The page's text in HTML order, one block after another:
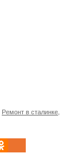
Ремонт в сталинке,